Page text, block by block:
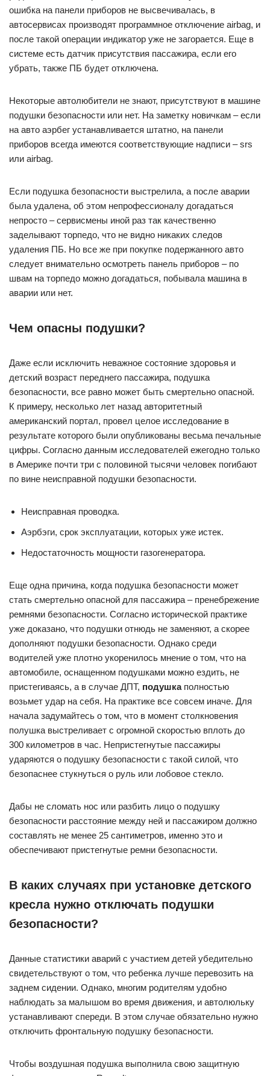
ошибка на панели приборов не высвечивалась, в
автосервисах производят программное отключение airbag, и
после такой операции индикатор уже не загорается. Еще в
системе есть датчик присутствия пассажира, если его
убрать, также ПБ будет отключена.
Некоторые автолюбители не знают, присутствуют в машине
подушки безопасности или нет. На заметку новичкам – если
на авто аэрбег устанавливается штатно, на панели
приборов всегда имеются соответствующие надписи – srs
или airbag.
Если подушка безопасности выстрелила, а после аварии
была удалена, об этом непрофессионалу догадаться
непросто – сервисмены иной раз так качественно
заделывают торпедо, что не видно никаких следов
удаления ПБ. Но все же при покупке подержанного авто
следует внимательно осмотреть панель приборов – по
швам на торпедо можно догадаться, побывала машина в
аварии или нет.
Чем опасны подушки?
Даже если исключить неважное состояние здоровья и
детский возраст переднего пассажира, подушка
безопасности, все равно может быть смертельно опасной.
К примеру, несколько лет назад авторитетный
американский портал, провел целое исследование в
результате которого были опубликованы весьма печальные
цифры. Согласно данным исследователей ежегодно только
в Америке почти три с половиной тысячи человек погибают
по вине неисправной подушки безопасности.
Неисправная проводка.
Аэрбэги, срок эксплуатации, которых уже истек.
Недостаточность мощности газогенератора.
Еще одна причина, когда подушка безопасности может
стать смертельно опасной для пассажира – пренебрежение
ремнями безопасности. Согласно исторической практике
уже доказано, что подушки отнюдь не заменяют, а скорее
дополняют подушки безопасности. Однако среди
водителей уже плотно укоренилось мнение о том, что на
автомобиле, оснащенном подушками можно ездить, не
пристегиваясь, а в случае ДПТ, подушкаполностью
возьмет удар на себя. На практике все совсем иначе. Для
начала задумайтесь о том, что в момент столкновения
полушка выстреливает с огромной скоростью вплоть до
300 километров в час. Непристегнутые пассажиры
ударяются о подушку безопасности с такой силой, что
безопаснее стукнуться о руль или лобовое стекло.
Дабы не сломать нос или разбить лицо о подушку
безопасности расстояние между ней и пассажиром должно
составлять не менее 25 сантиметров, именно это и
обеспечивают пристегнутые ремни безопасности.
В каких случаях при установке детского
кресла нужно отключать подушки
безопасности?
Данные статистики аварий с участием детей убедительно
свидетельствуют о том, что ребенка лучше перевозить на
заднем сидении. Однако, многим родителям удобно
наблюдать за малышом во время движения, и автолюльку
устанавливают спереди. В этом случае обязательно нужно
отключить фронтальную подушку безопасности.
Чтобы воздушная подушка выполнила свою защитную